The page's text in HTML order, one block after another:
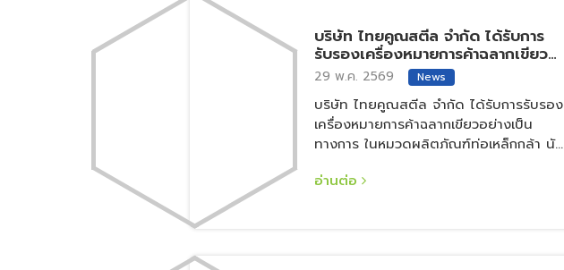
บริษัท ไทยคูณสตีล จำกัด ได้รับการ
รับรองเครื่องหมายการค้าฉลากเขียว
อย่างเป็นทางการ รายแรกใน
ประเทศไทย ในหมวดผลิตภัณฑ์ท่อ
เหล็กกล้า (TGL-125/2-24)
29 พ.ค. 2569 News
บริษัท ไทยคูณสตีล จำกัด ได้รับการรับรอง
เครื่องหมายการค้าฉลากเขียวอย่างเป็น
ทางการ ในหมวดผลิตภัณฑ์ท่อเหล็กกล้า นับ
ในหมวดดังกล่าว
อ่านต่อ